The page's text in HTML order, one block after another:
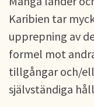
Karibien tar
upprepning av
formel mot
tillgångar och/
självständiga